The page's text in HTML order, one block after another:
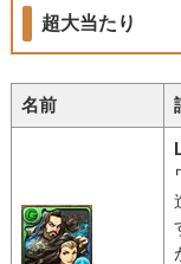
超大当たり
名前